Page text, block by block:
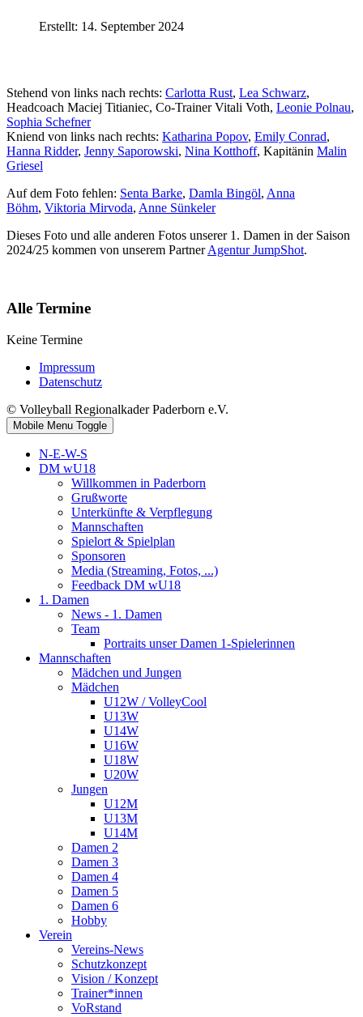
Erstellt: 14. September 2024
Stehend von links nach rechts: Carlotta Rust, Lea Schwarz,
Headcoach Maciej Titianiec, Co-Trainer Vitali Voth, Leonie Polnau,
Sophia Schefner
Kniend von links nach rechts: Katharina Popov, Emily Conrad,
Hanna Ridder, Jenny Saporowski, Nina Kotthoff, Kapitänin Malin
Griesel
Auf dem Foto fehlen: Senta Barke, Damla Bingöl, Anna
Böhm, Viktoria Mirvoda, Anne Sünkeler
Dieses Foto und alle anderen Fotos unserer 1. Damen in der Saison
2024/25 kommen von unserem PartnerAgentur JumpShot.
Alle Termine
Keine Termine
Impressum
Datenschutz
© Volleyball Regionalkader Paderborn e.V.
Mobile Menu Toggle
N-E-W-S
DM wU18
Willkommen in Paderborn
Grußworte
Unterkünfte & Verpflegung
Mannschaften
Spielort & Spielplan
Sponsoren
Media (Streaming, Fotos, ...)
Feedback DM wU18
1. Damen
News - 1. Damen
Team
Portraits unser Damen 1-Spielerinnen
Mannschaften
Mädchen und Jungen
Mädchen
U12W / VolleyCool
U13W
U14W
U16W
U18W
U20W
Jungen
U12M
U13M
U14M
Damen 2
Damen 3
Damen 4
Damen 5
Damen 6
Hobby
Verein
Vereins-News
Schutzkonzept
Vision / Konzept
Trainer*innen
VoRstand